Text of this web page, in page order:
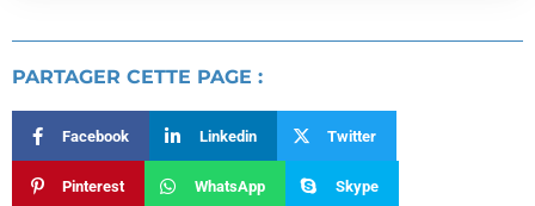
PARTAGER CETTE PAGE :
Facebook Linkedin Twitter
Pinterest WhatsApp Skype